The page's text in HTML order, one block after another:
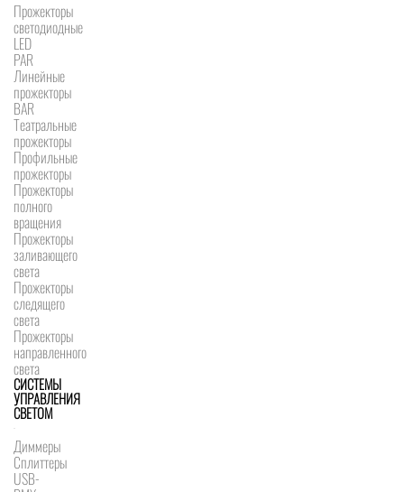
Прожекторы
светодиодные
LED
PAR
Линейные
прожекторы
BAR
Театральные
прожекторы
Профильные
прожекторы
Прожекторы
полного
вращения
Прожекторы
заливающего
света
Прожекторы
следящего
света
Прожекторы
направленного
света
СИСТЕМЫ
УПРАВЛЕНИЯ
СВЕТОМ
Диммеры
Сплиттеры
USB-